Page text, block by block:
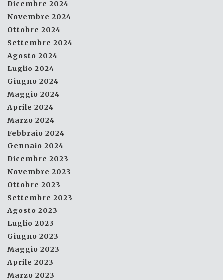
Dicembre 2024
Novembre 2024
Ottobre 2024
Settembre 2024
Agosto 2024
Luglio 2024
Giugno 2024
Maggio 2024
Aprile 2024
Marzo 2024
Febbraio 2024
Gennaio 2024
Dicembre 2023
Novembre 2023
Ottobre 2023
Settembre 2023
Agosto 2023
Luglio 2023
Giugno 2023
Maggio 2023
Aprile 2023
Marzo 2023